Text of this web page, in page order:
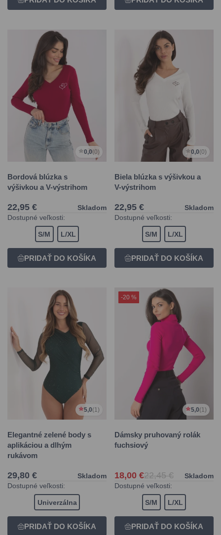
0,0(0)
Bordová blúzka s
výšivkou a V-výstrihom
22,95 €
Skladom
Dostupné veľkosti:
S/M L/XL
0,0(0)
Biela blúzka s výšivkou a
V-výstrihom
22,95 €
Skladom
Dostupné veľkosti:
S/M L/XL
5,0(1)
Elegantné zelené body s
aplikáciou a dlhým
rukávom
29,80 €
Skladom
Dostupné veľkosti:
Univerzálna
-20 %
5,0(1)
Dámsky pruhovaný rolák
fuchsiový
18,00 €22,45 €
Skladom
Dostupné veľkosti:
S/M L/XL